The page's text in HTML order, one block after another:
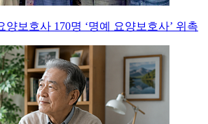
양보호사 170명 ‘명예 요양보호사’ 위촉